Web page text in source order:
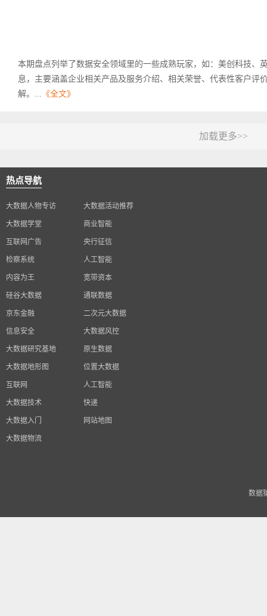
本期盘点列举了数据安全领域里的一些成熟玩家，如：美创科技、
息，主要涵盖企业相关产品及服务介绍、相关荣誉、代表性客户评
解。... 《全文》
加载更多>>
热点导航
大数据人物专访 大数据活动推荐
大数据学堂 商业智能
互联网广告 央行征信
检察系统 人工智能
内容为王 宽带资本
硅谷大数据 通联数据
京东金融 二次元大数据
信息安全 大数据风控
大数据研究基地 原生数据
大数据地形图 位置大数据
互联网 人工智能
大数据技术 快递
大数据入门 网站地图
大数据物流
数据